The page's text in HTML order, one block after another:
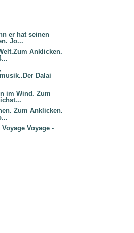
er hat seinen
Jo...
Anklicken.
Dalai
im Wind. Zum
Zum Anklicken.
Voyage -